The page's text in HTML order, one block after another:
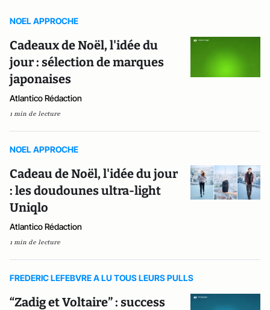
NOEL APPROCHE
Cadeaux de Noël, l'idée du
jour : sélection de marques
japonaises
Atlantico Rédaction
1 min de lecture
NOEL APPROCHE
Cadeau de Noël, l'idée du jour
: les doudounes ultra-light
Uniqlo
Atlantico Rédaction
1 min de lecture
FREDERIC LEFEBVRE A LU TOUS LEURS PULLS
“Zadig et Voltaire” : success